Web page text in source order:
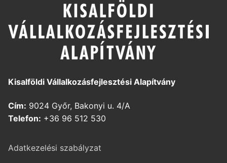
Kisalföldi Vállalkozásfejlesztési Alapítvány
Cím: 9024 Győr, Bakonyi u. 4/A
Telefon: +36 96 512 530
Adatkezelési szabályzat